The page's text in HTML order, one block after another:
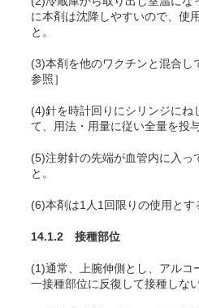
に本剤は沈降しやすいので、使
と。
(3)本剤を他のワクチンと混合し
参照］
(4)針を時計回りにシリンジにね
て、用法・用量に従い全量を投
(5)注射針の先端が血管内に入っ
と。
(6)本剤は1人1回限りの使用とす
14.1.2 接種部位
(1)通常、上腕伸側とし、アルコ
一接種部位に反復して接種しない